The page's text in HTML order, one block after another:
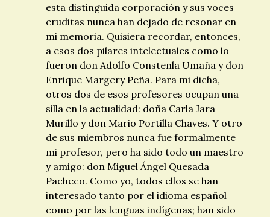
esta distinguida corporación y sus voces
eruditas nunca han dejado de resonar en
mi memoria. Quisiera recordar, entonces,
a esos dos pilares intelectuales como lo
fueron don Adolfo Constenla Umaña y don
Enrique Margery Peña. Para mi dicha,
otros dos de esos profesores ocupan una
silla en la actualidad: doña Carla Jara
Murillo y don Mario Portilla Chaves. Y otro
de sus miembros nunca fue formalmente
mi profesor, pero ha sido todo un maestro
y amigo: don Miguel Ángel Quesada
Pacheco. Como yo, todos ellos se han
interesado tanto por el idioma español
como por las lenguas indígenas; han sido